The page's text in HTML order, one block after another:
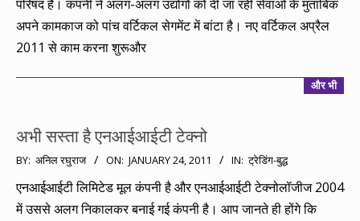
परिषद है। कंपनी ने अलग-अलग उद्योगों को दी जा रही सेवाओं के मुताबिक
अपने कामकाज को पांच वर्टिकल सेगमेंट में बांटा है। नए वर्टिकल अप्रैल
2011 से काम करना शुरूऔर
और भी
अभी सस्ता है एनआईआईटी टेक्नो
2011-
24
BY: अनिल रघुराज ON: JANUARY 24, 2011 IN: ट्रेडिंग-बुद्ध
एनआईआईटी लिमिटेड मूल कंपनी है और एनआईआईटी टेक्नोलॉजीज 2004
में उससे अलग निकालकर बनाई गई कंपनी है। आप जानते ही होंगे कि